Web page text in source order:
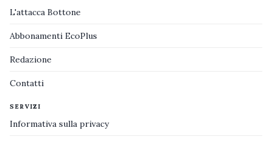
L'attacca Bottone
Abbonamenti EcoPlus
Redazione
Contatti
SERVIZI
Informativa sulla privacy